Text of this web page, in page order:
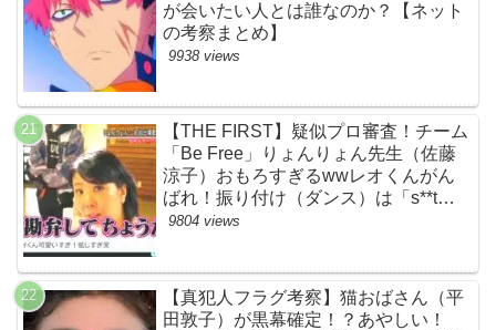
が会いたい人とは誰なのか？【ネット
の考察まとめ】
9938 views
【THE FIRST】疑似プロ審査！チーム
「Be Free」りょんりょん先生（佐藤
涼子）おもろすぎるwwレオくんがん
ばれ！振り付け（ダンス）は「s**t
kingz」のOguri・Kazuki！豪華！【ネ
BE:FIRST・ビーファースト】
9804 views
【真犯人フラグ考察】猫おばさん（平
田敦子）が黒幕確定！？あやしい！